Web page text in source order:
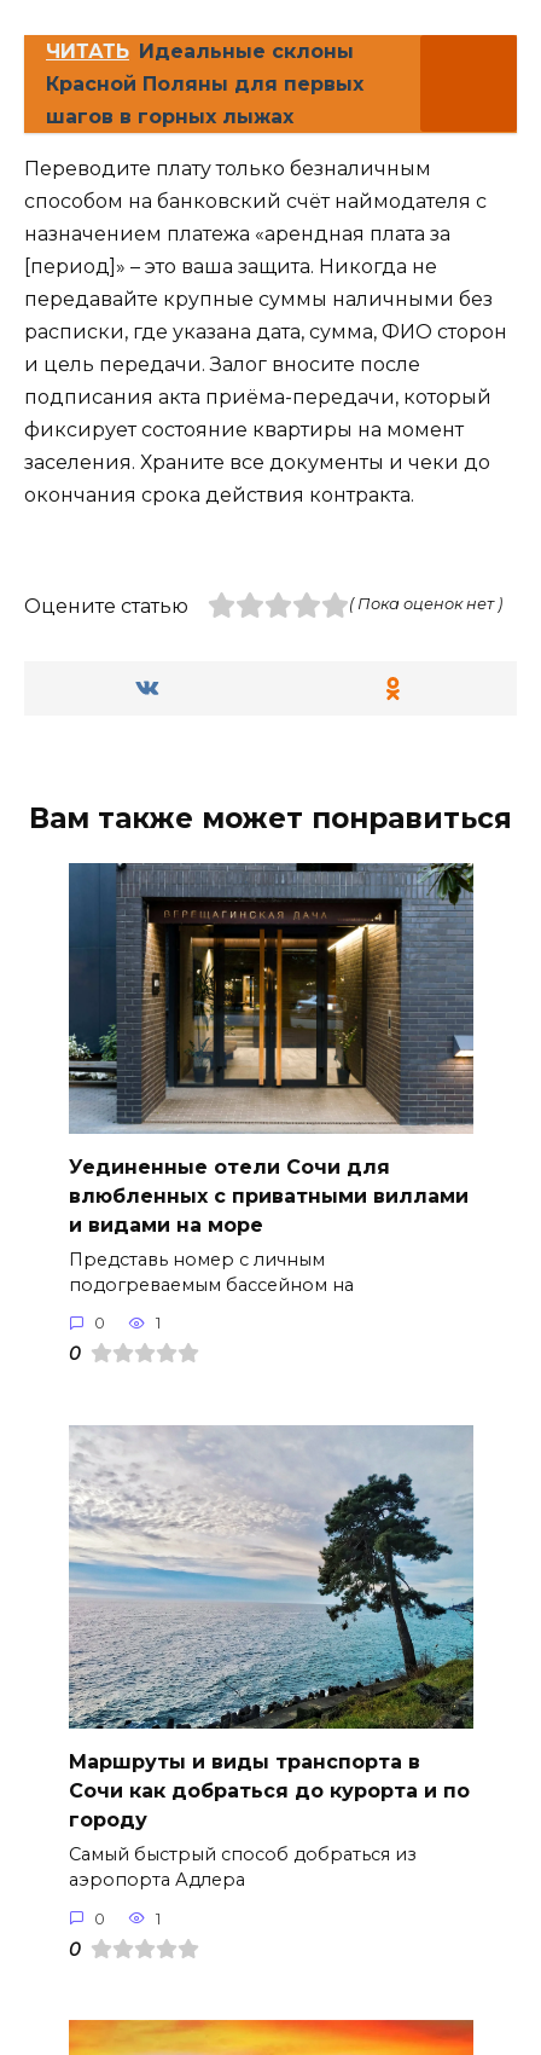
ЧИТАТЬ Идеальные склоны
Красной Поляны для первых
шагов в горных лыжах
Переводите плату только безналичным
способом на банковский счёт наймодателя с
назначением платежа «арендная плата за
[период]» – это ваша защита. Никогда не
передавайте крупные суммы наличными без
расписки, где указана дата, сумма, ФИО сторон
и цель передачи. Залог вносите после
подписания акта приёма-передачи, который
фиксирует состояние квартиры на момент
заселения. Храните все документы и чеки до
окончания срока действия контракта.
Оцените статью ( Пока оценок нет )
Вам также может понравиться
Уединенные отели Сочи для
влюбленных с приватными виллами
и видами на море
Представь номер с личным
подогреваемым бассейном на
0 1
0
Маршруты и виды транспорта в
Сочи как добраться до курорта и по
городу
Самый быстрый способ добраться из
аэропорта Адлера
0 1
0